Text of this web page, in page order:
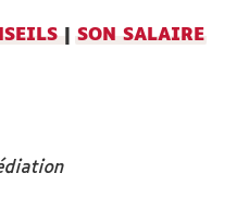
SON SALAIRE